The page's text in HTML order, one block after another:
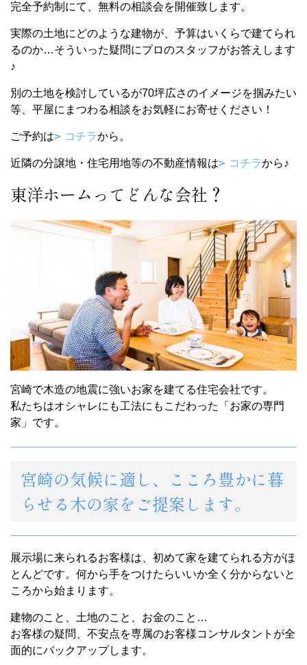
完全予約制にて、無料の相談会を開催致します。
実際の土地にどのような建物が、予算はいくらで建てられ
るのか…そういった疑問にプロのスタッフがお答えします
♪
別の土地を検討しているが70坪広さのイメージを掴みたい
等、平屋にまつわる相談をお気軽にお寄せください！
ご予約は コチラから。
近隣の分譲地・住宅用地等の不動産情報は コチラから♪
東洋ホームってどんな会社？
宮崎で木造の地震に強いお家を建てる住宅会社です。
私たちはオシャレにも工法にもこだわった「お家の専門
家」です。
宮崎の気候に適し、こころ豊かに暮
らせる木の家をご提案します。
展示場に来られるお客様は、初めて家を建てられる方がほ
とんどです。何から手をつけたらいいか全く分からないと
ころから始まります。
建物のこと、土地のこと、お金のこと…
お客様の疑問、不安点を専属のお客様コンサルタントが全
面的にバックアップします。